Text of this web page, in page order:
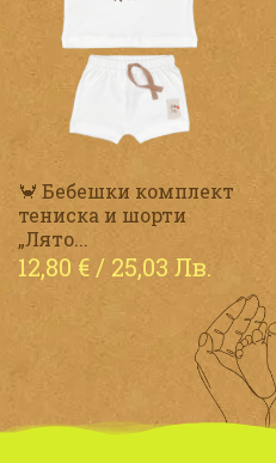
🦀 Бебешки комплект
тениска и шорти
„Лято...
12,80 € / 25,03 Лв.